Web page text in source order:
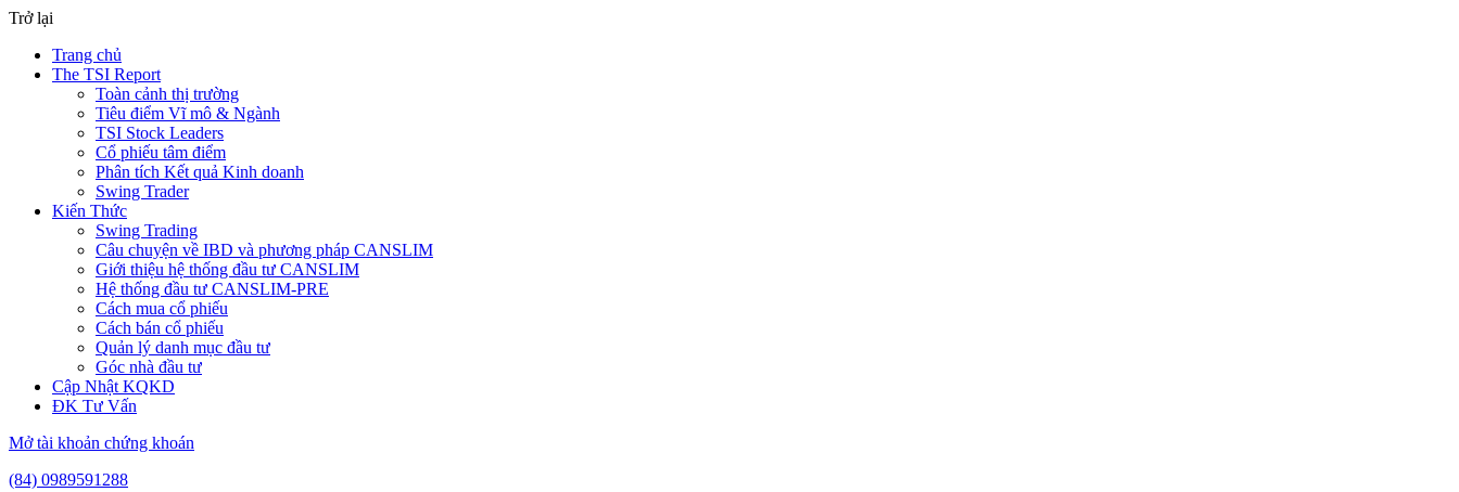
Trở lại
Trang chủ
The TSI Report
Toàn cảnh thị trường
Tiêu điểm Vĩ mô & Ngành
TSI Stock Leaders
Cổ phiếu tâm điểm
Phân tích Kết quả Kinh doanh
Swing Trader
Kiến Thức
Swing Trading
Câu chuyện về IBD và phương pháp CANSLIM
Giới thiệu hệ thống đầu tư CANSLIM
Hệ thống đầu tư CANSLIM-PRE
Cách mua cổ phiếu
Cách bán cổ phiếu
Quản lý danh mục đầu tư
Góc nhà đầu tư
Cập Nhật KQKD
ĐK Tư Vấn
Mở tài khoản chứng khoán
(84) 0989591288